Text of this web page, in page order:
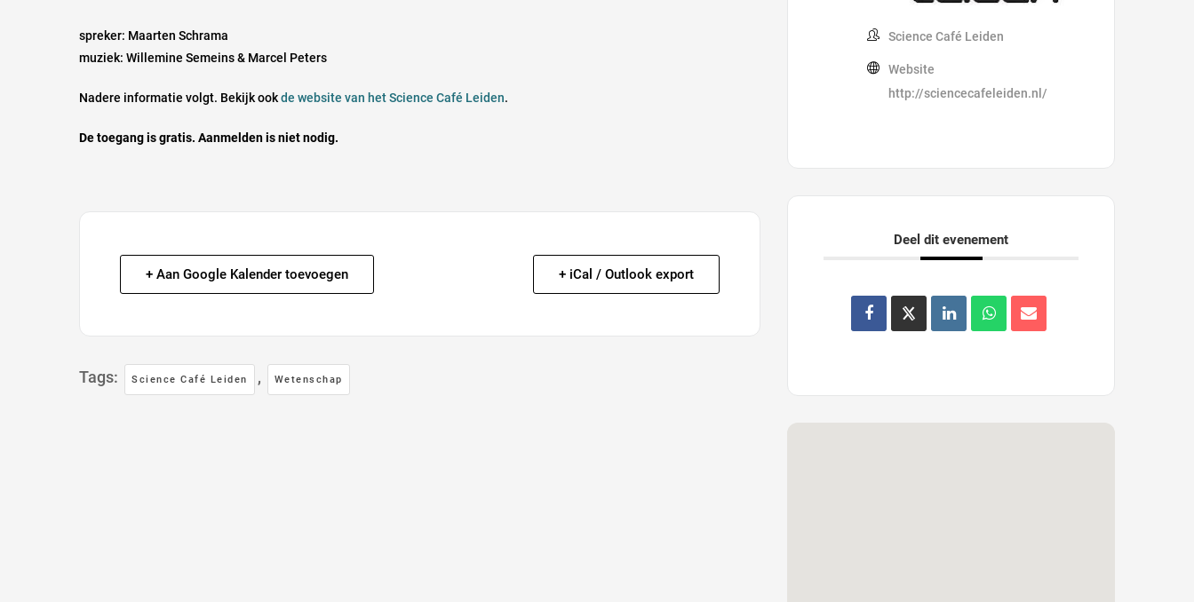
spreker: Maarten Schrama
muziek: Willemine Semeins & Marcel Peters
Nadere informatie volgt. Bekijk ookde website van het Science Café Leiden.
De toegang is gratis. Aanmelden is niet nodig.
+ Aan Google Kalender toevoegen + iCal / Outlook export
Tags: Science Café Leiden , Wetenschap
Science Café Leiden
Website
http://sciencecafeleiden.nl/
Deel dit evenement